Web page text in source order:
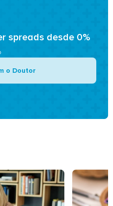
spreads desde 0%
o Doutor